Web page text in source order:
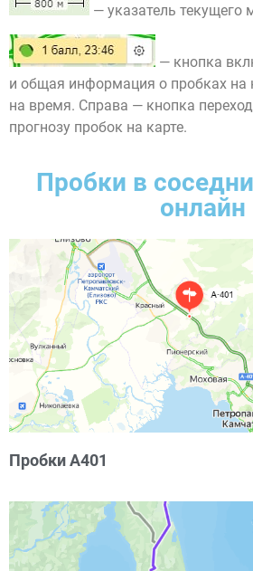
— указатель текущего
— кнопка
и общая информация о пробках на
на время. Справа — кнопка
прогнозу пробок на карте.
Пробки в
онлайн
Пробки А401